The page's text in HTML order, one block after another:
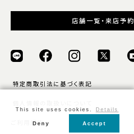
店舗一覧・来店予約
特定商取引法に基づく表記
ご利用規約
This site uses cookies. Details
Deny Accept